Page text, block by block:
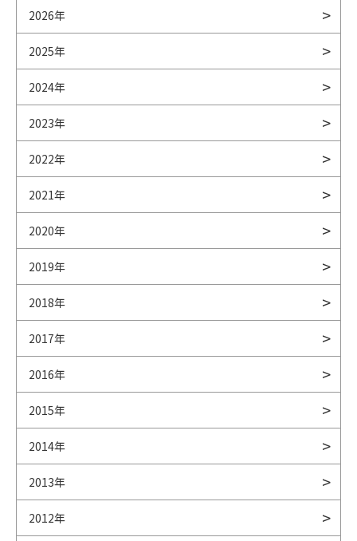
2026年
2025年
2024年
2023年
2022年
2021年
2020年
2019年
2018年
2017年
2016年
2015年
2014年
2013年
2012年